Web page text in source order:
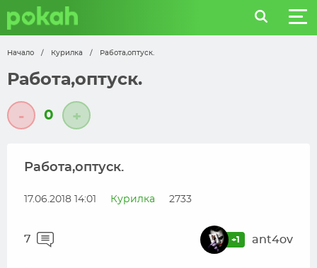
Начало / Курилка / Работа,оптуск.
Работа,оптуск.
- 0 +
Работа,оптуск.
17.06.2018 14:01 Курилка 2733
7 +1 ant4ov